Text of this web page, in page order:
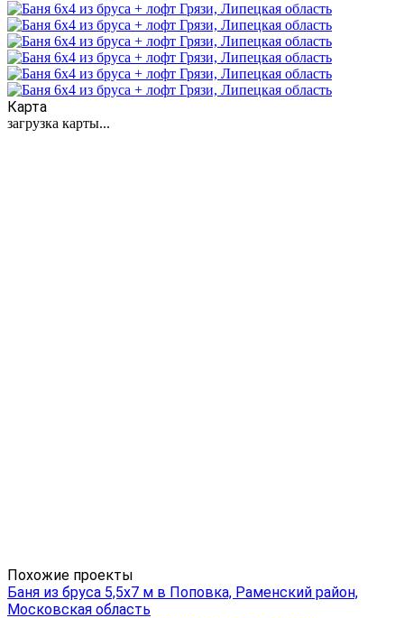
Карта
загрузка карты...
Похожие проекты
Баня из бруса 5,5х7 м в Поповка, Раменский район,
Московская область